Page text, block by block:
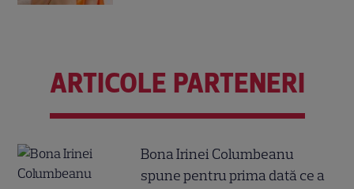
ARTICOLE PARTENERI
Bona Irinei Columbeanu
spune pentru prima dată ce a